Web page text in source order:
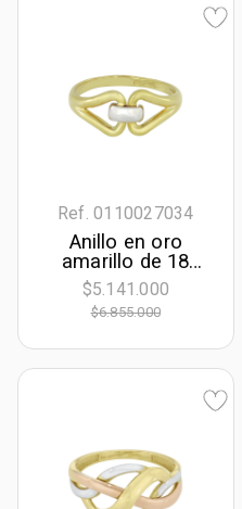
Ref. 0110027034
Anillo en oro
amarillo de 18
Kilates
$5.141.000
$6.855.000